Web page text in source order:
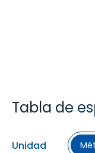
Tabla de
Unidad